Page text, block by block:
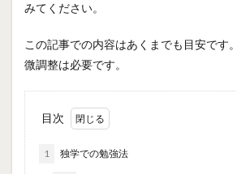
みてください。
この記事での内容はあくまでも目安です
微調整は必要です。
目次
1 独学での勉強法